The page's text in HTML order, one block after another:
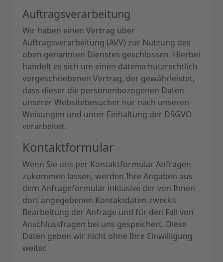
Auftragsverarbeitung
Wir haben einen Vertrag über
Auftragsverarbeitung (AVV) zur Nutzung des
oben genannten Dienstes geschlossen. Hierbei
handelt es sich um einen datenschutzrechtlich
vorgeschriebenen Vertrag, der gewährleistet,
dass dieser die personenbezogenen Daten
unserer Websitebesucher nur nach unseren
Weisungen und unter Einhaltung der DSGVO
verarbeitet.
Kontaktformular
Wenn Sie uns per Kontaktformular Anfragen
zukommen lassen, werden Ihre Angaben aus
dem Anfrageformular inklusive der von Ihnen
dort angegebenen Kontaktdaten zwecks
Bearbeitung der Anfrage und für den Fall von
Anschlussfragen bei uns gespeichert. Diese
Daten geben wir nicht ohne Ihre Einwilligung
weiter.